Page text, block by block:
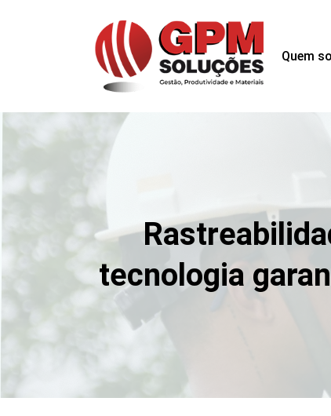
Quem
tecnologia